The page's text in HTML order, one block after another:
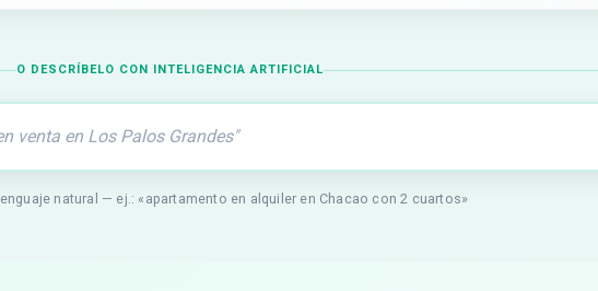
O DESCRÍBELO CON INTELIGENCIA ARTIFICIAL
natural — ej.: «apartamento en alquiler en Chacao con 2 cuartos»